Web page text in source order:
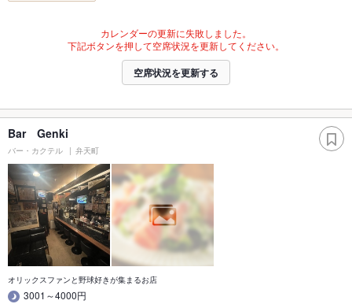
カレンダーの更新に失敗しました。
下記ボタンを押して空席状況を更新してください。
空席状況を更新する
Bar Genki
バー・カクテル 弁天町
オリックスファンと野球好きが集まるお店
3001～4000円